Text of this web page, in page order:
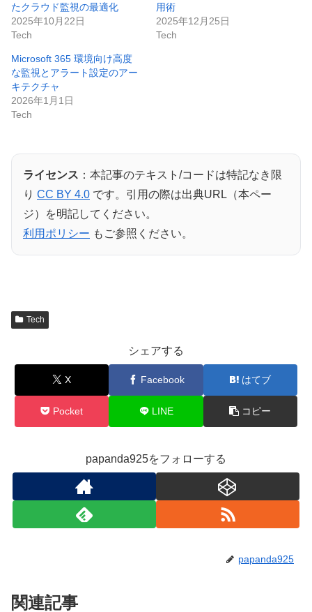
たクラウド監視の最適化
2025年10月22日
Tech
用術
2025年12月25日
Tech
Microsoft 365 環境向け高度
な監視とアラート設定のアー
キテクチャ
2026年1月1日
Tech
ライセンス ：本記事のテキスト/コードは特記なき限
り CC BY 4.0 です。引用の際は出典URL（本ペー
ジ）を明記してください。
利用ポリシー もご参照ください。
Tech
シェアする
X Facebook はてブ
Pocket LINE コピー
papanda925をフォローする
papanda925
関連記事